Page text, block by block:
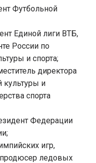
Футбольной
Единой лиги ВТБ,
России по
и спорта;
директора
культуры и
спорта
Федерации
игр,
ледовых